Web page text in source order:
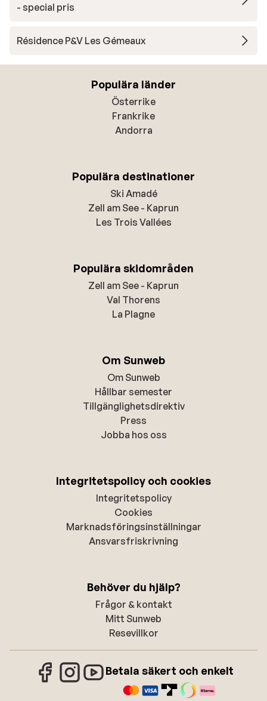
- special pris
Résidence P&V Les Gémeaux
Populära länder
Österrike
Frankrike
Andorra
Populära destinationer
Ski Amadé
Zell am See - Kaprun
Les Trois Vallées
Populära skidområden
Zell am See - Kaprun
Val Thorens
La Plagne
Om Sunweb
Om Sunweb
Hållbar semester
Tillgänglighetsdirektiv
Press
Jobba hos oss
Integritetspolicy och cookies
Integritetspolicy
Cookies
Marknadsföringsinställningar
Ansvarsfriskrivning
Behöver du hjälp?
Frågor & kontakt
Mitt Sunweb
Resevillkor
Betala säkert och enkelt